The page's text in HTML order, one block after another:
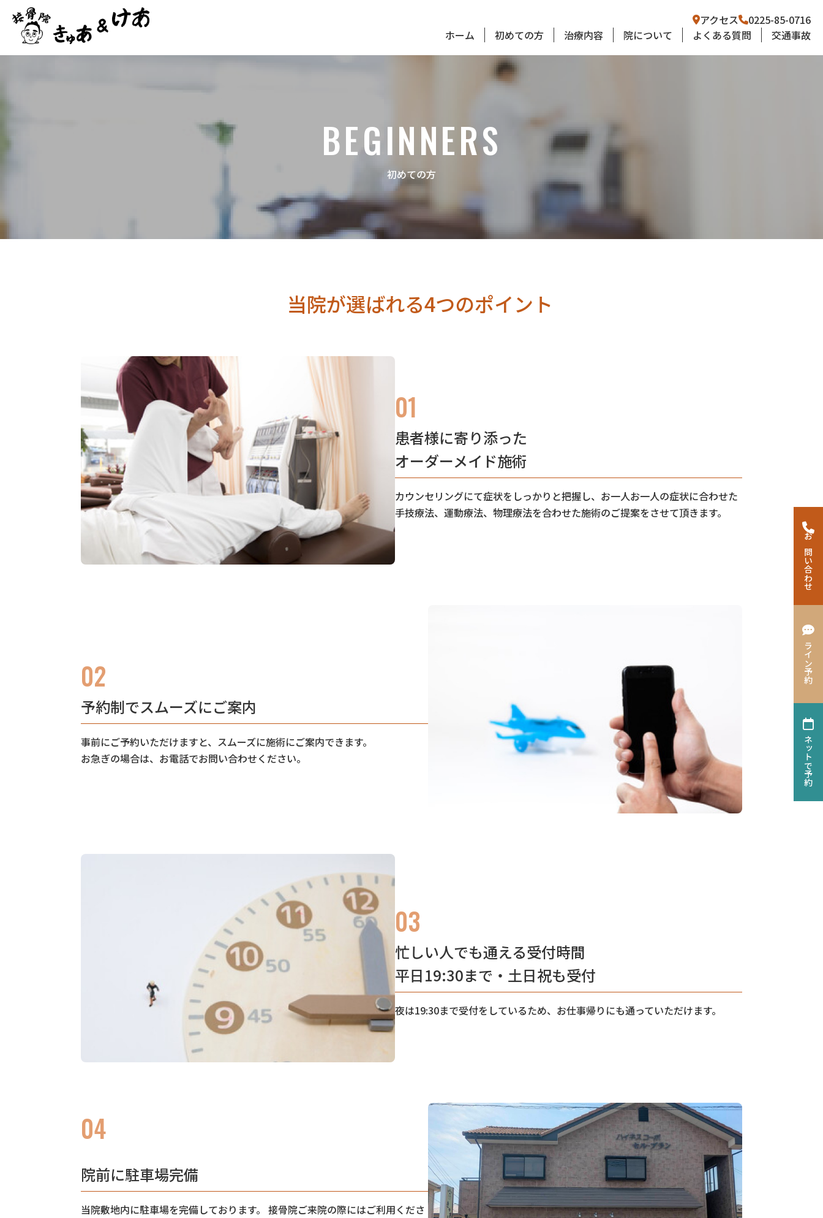
アクセス
0225-85-0716
ホーム
初めての方 治療内容 院について よくある質問 交通事故
BEGINNERS
初めての方
当院が選ばれる4つのポイント
01
患者様に寄り添った
オーダーメイド施術
カウンセリングにて症状をしっかりと把握し、お一人お一人の症状に合わせた
手技療法、運動療法、物理療法を合わせた施術のご提案をさせて頂きます。
02
予約制でスムーズにご案内
事前にご予約いただけますと、スムーズに施術にご案内できます。
お急ぎの場合は、お電話でお問い合わせください。
03
忙しい人でも通える受付時間
平日19:30まで・土日祝も受付
夜は19:30まで受付をしているため、お仕事帰りにも通っていただけます。
04
院前に駐車場完備
当院敷地内に駐車場を完備しております。 接骨院ご来院の際にはご利用くださ
お問い合わせ
ライン予約
ネットで予約